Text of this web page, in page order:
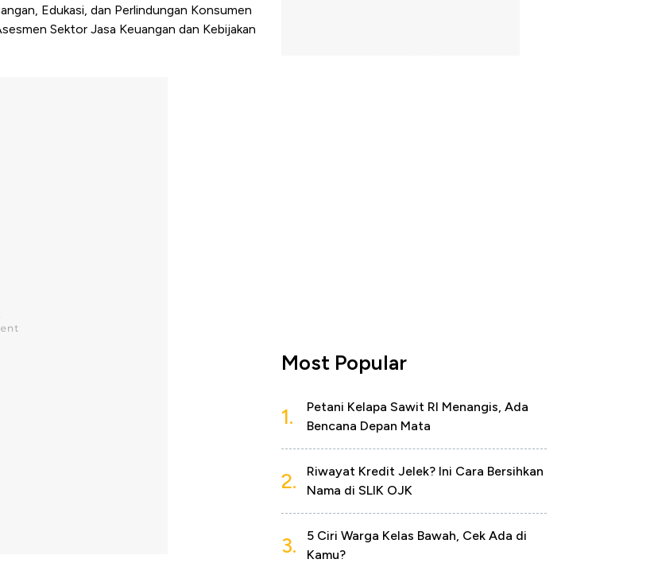
Edukasi, dan Perlindungan Konsumen
Sektor Jasa Keuangan dan Kebijakan
Most Popular
1.
Petani Kelapa Sawit RI Menangis, Ada
Bencana Depan Mata
2.
Riwayat Kredit Jelek? Ini Cara Bersihkan
Nama di SLIK OJK
3.
5 Ciri Warga Kelas Bawah, Cek Ada di
Kamu?